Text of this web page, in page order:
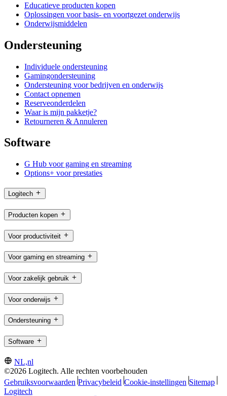
Educatieve producten kopen
Oplossingen voor basis- en voortgezet onderwijs
Onderwijsmiddelen
Ondersteuning
Individuele ondersteuning
Gamingondersteuning
Ondersteuning voor bedrijven en onderwijs
Contact opnemen
Reserveonderdelen
Waar is mijn pakketje?
Retourneren & Annuleren
Software
G Hub voor gaming en streaming
Options+ voor prestaties
Logitech
Producten kopen
Voor productiviteit
Voor gaming en streaming
Voor zakelijk gebruik
Voor onderwijs
Ondersteuning
Software
NL,nl
©2026 Logitech. Alle rechten voorbehouden
Gebruiksvoorwaarden Privacybeleid Cookie-instellingen Sitemap
Logitech